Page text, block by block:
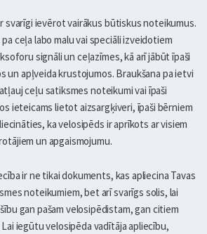
svarīgi ievērot vairākus būtiskus noteikumus.
ceļa labo malu vai speciāli izveidotiem
signāli un ceļazīmes, kā arī jābūt īpaši
un apļveida krustojumos. Braukšana pa ietvi
ceļu satiksmes noteikumi vai īpaši
ieteicams lietot aizsargķiveri, īpaši bērniem
ka velosipēds ir aprīkots ar visiem
un apgaismojumu.
ir ne tikai dokuments, kas apliecina Tavas
noteikumiem, bet arī svarīgs solis, lai
gan pašam velosipēdistam, gan citiem
iegūtu velosipēda vadītāja apliecību,